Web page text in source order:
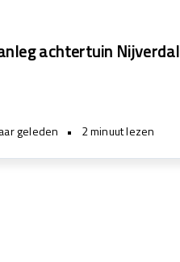
achtertuin Nijverdal
geleden • 2 minuut lezen